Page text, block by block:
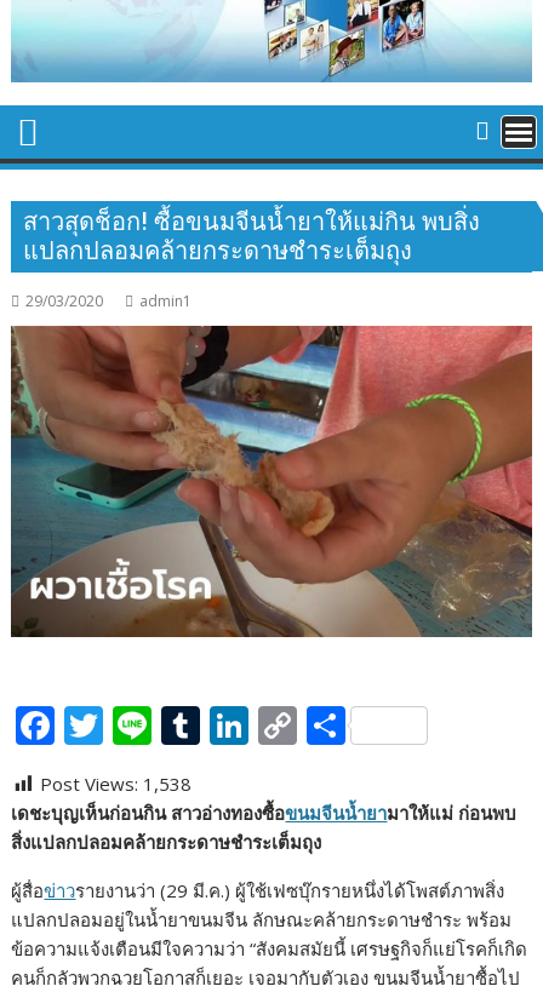
สาวสุดช็อก! ซื้อขนมจีนน้ำยาให้แม่กิน พบสิ่ง
แปลกปลอมคล้ายกระดาษชำระเต็มถุง
29/03/2020 admin1
F
e
b
o
o
k
T
itt
er
Li
e
T
m
bl
r
Li
k
e
dI
n
C
p
y
Li
n
k
S
ar
Post Views: 1,538
เดชะบุญเห็นก่อนกิน สาวอ่างทองซื้อขนมจีนน้ำยามาให้แม่ ก่อนพบ
สิ่งแปลกปลอมคล้ายกระดาษชำระเต็มถุง
ผู้สื่อข่าวรายงานว่า (29 มี.ค.) ผู้ใช้เฟซบุ๊กรายหนึ่งได้โพสต์ภาพสิ่ง
แปลกปลอมอยู่ในน้ำยาขนมจีน ลักษณะคล้ายกระดาษชำระ พร้อม
ข้อความแจ้งเตือนมีใจความว่า “สังคมสมัยนี้ เศรษฐกิจก็แย่โรคก็เกิด
คนก็กลัวพวกฉวยโอกาสก็เยอะ เจอมากับตัวเอง ขนมจีนน้ำยาซื้อไป